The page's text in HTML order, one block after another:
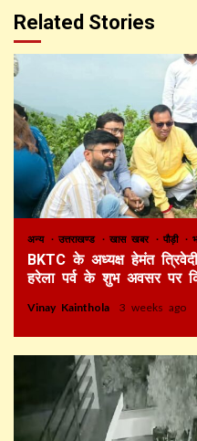
Related Stories
अन्य उत्तराखण्ड खास खबर पौड़ी
BKTC के अध्यक्ष हेमंत
हरेला पर्व के शुभ अवसर पर
Vinay Kainthola 3 weeks ago